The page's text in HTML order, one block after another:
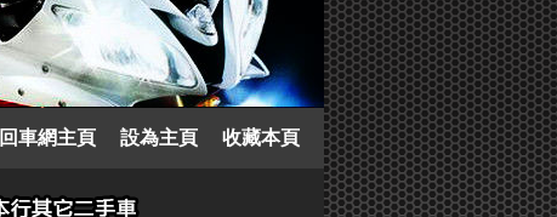
車網主頁 設為主頁 收藏本頁